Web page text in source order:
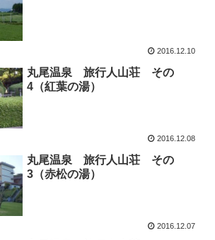
2016.12.10
丸尾温泉 旅行人山荘 その
4（紅葉の湯）
2016.12.08
丸尾温泉 旅行人山荘 その
3（赤松の湯）
2016.12.07